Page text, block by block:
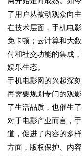
了用户从被动观众向
在技术层面，手机电
免卡顿；云计算和大
付和社交功能的集成
娱乐生态。
手机电影网的兴起深
再需要规划专门的观
了生活品质，也催生
对于电影产业而言，
道，促进了内容的多
方面，版权保护、内